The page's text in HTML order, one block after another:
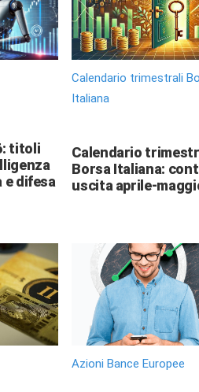
titoli
e difesa
Calendario trimestrali
Italiana
Calendario
Borsa Italiana:
uscita aprile-
Azioni Bance Europee